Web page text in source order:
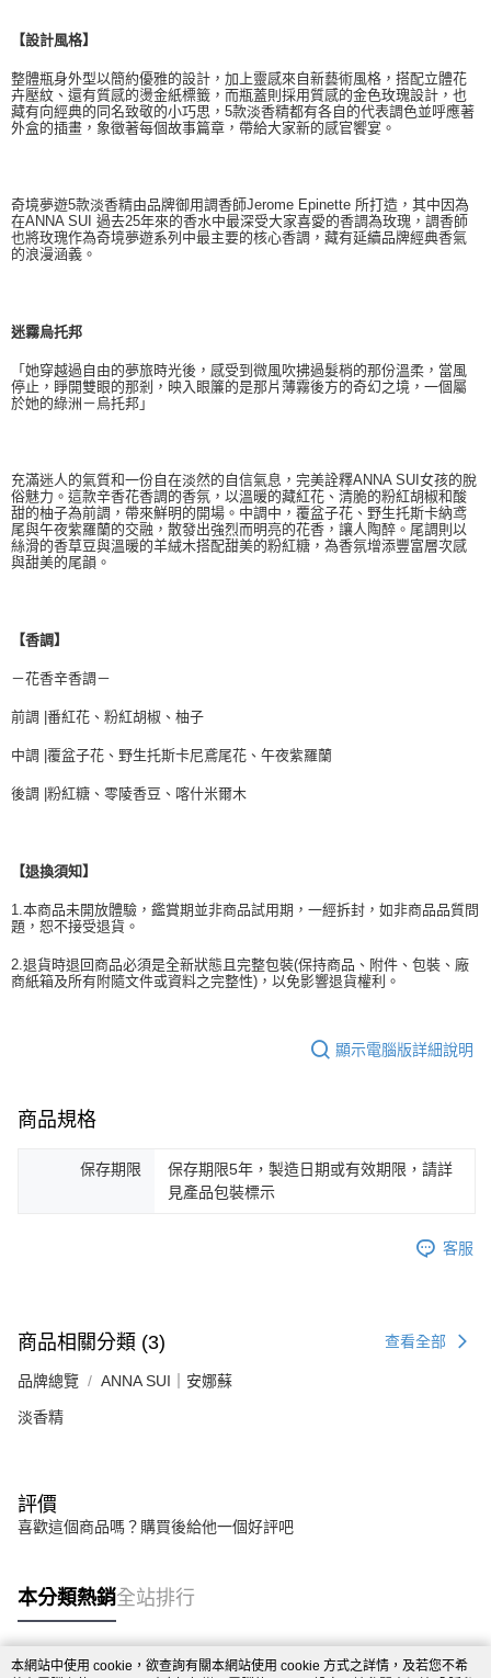
【設計風格】
整體瓶身外型以簡約優雅的設計，加上靈感來自新藝術風格，搭配立體花
卉壓紋、還有質感的燙金紙標籤，而瓶蓋則採用質感的金色玫瑰設計，也
藏有向經典的同名致敬的小巧思，5款淡香精都有各自的代表調色並呼應著
外盒的插畫，象徵著每個故事篇章，帶給大家新的感官饗宴。
奇境夢遊5款淡香精由品牌御用調香師Jerome Epinette 所打造，其中因為
在ANNA SUI 過去25年來的香水中最深受大家喜愛的香調為玫瑰，調香師
也將玫瑰作為奇境夢遊系列中最主要的核心香調，藏有延續品牌經典香氣
的浪漫涵義。
迷霧烏托邦
「她穿越過自由的夢旅時光後，感受到微風吹拂過髮梢的那份溫柔，當風
停止，睜開雙眼的那剎，映入眼簾的是那片薄霧後方的奇幻之境，一個屬
於她的綠洲－烏托邦」
充滿迷人的氣質和一份自在淡然的自信氣息，完美詮釋ANNA SUI女孩的脫
俗魅力。這款辛香花香調的香氛，以溫暖的藏紅花、清脆的粉紅胡椒和酸
甜的柚子為前調，帶來鮮明的開場。中調中，覆盆子花、野生托斯卡納鸢
尾與午夜紫羅蘭的交融，散發出強烈而明亮的花香，讓人陶醉。尾調則以
絲滑的香草豆與溫暖的羊絨木搭配甜美的粉紅糖，為香氛增添豐富層次感
與甜美的尾韻。
【香調】
－花香辛香調－
前調 |番紅花、粉紅胡椒、柚子
中調 |覆盆子花、野生托斯卡尼鳶尾花、午夜紫羅蘭
後調 |粉紅糖、零陵香豆、喀什米爾木
【退換須知】
1.本商品未開放體驗，鑑賞期並非商品試用期，一經拆封，如非商品品質問
題，恕不接受退貨。
2.退貨時退回商品必須是全新狀態且完整包裝(保持商品、附件、包裝、廠
商紙箱及所有附隨文件或資料之完整性)，以免影響退貨權利。
顯示電腦版詳細說明
商品規格
保存期限
保存期限5年，製造日期或有效期限，請詳
見產品包裝標示
客服
商品相關分類 (3) 查看全部
品牌總覽 ANNA SUI｜安娜蘇
淡香精
評價
喜歡這個商品嗎？購買後給他一個好評吧
本分類熱銷全站排行
本網站中使用 cookie，欲查詢有關本網站使用 cookie 方式之詳情，及若您不希